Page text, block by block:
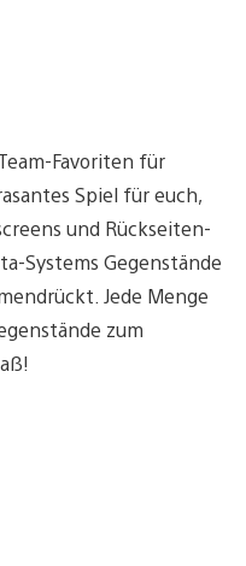
Favoriten für
Spiel für euch,
und Rückseiten-
Systems Gegenstände
Jede Menge
zum